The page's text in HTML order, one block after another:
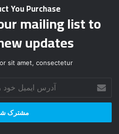
You Purchase
mailing list to
updates!
sit amet, consectetur.
ر
ا